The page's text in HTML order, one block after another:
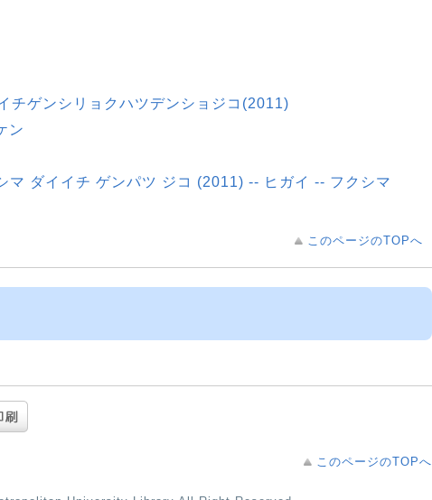
チゲンシリョクハツデンショジコ(2011)
ン
ダイイチ ゲンパツ ジコ (2011) -- ヒガイ -- フクシマ
このページのTOPへ
このページのTOPへ